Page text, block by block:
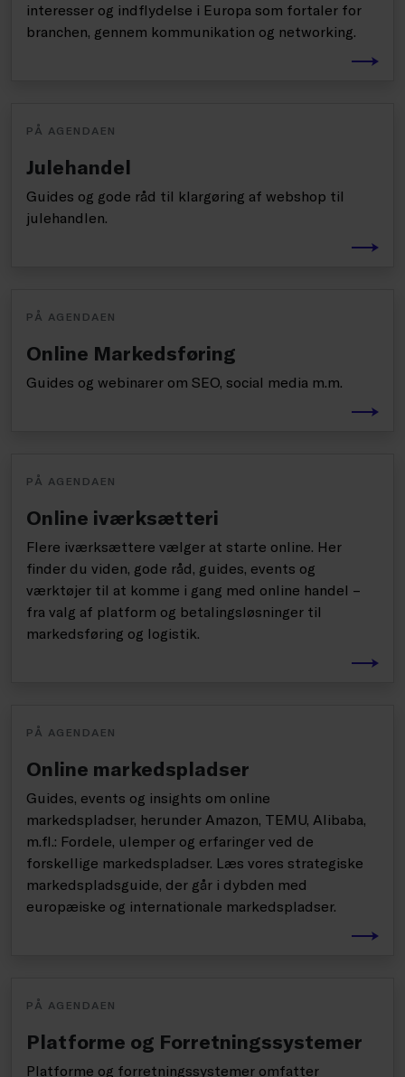
interesser og indflydelse i Europa som fortaler for
branchen, gennem kommunikation og networking.
PÅ AGENDAEN
Julehandel
Guides og gode råd til klargøring af webshop til
julehandlen.
PÅ AGENDAEN
Online Markedsføring
Guides og webinarer om SEO, social media m.m.
PÅ AGENDAEN
Online iværksætteri
Flere iværksættere vælger at starte online. Her
finder du viden, gode råd, guides, events og
værktøjer til at komme i gang med online handel –
fra valg af platform og betalingsløsninger til
markedsføring og logistik.
PÅ AGENDAEN
Online markedspladser
Guides, events og insights om online
markedspladser, herunder Amazon, TEMU, Alibaba,
m.fl.: Fordele, ulemper og erfaringer ved de
forskellige markedspladser. Læs vores strategiske
markedspladsguide, der går i dybden med
europæiske og internationale markedspladser.
PÅ AGENDAEN
Platforme og Forretningssystemer
Platforme og forretningssystemer omfatter